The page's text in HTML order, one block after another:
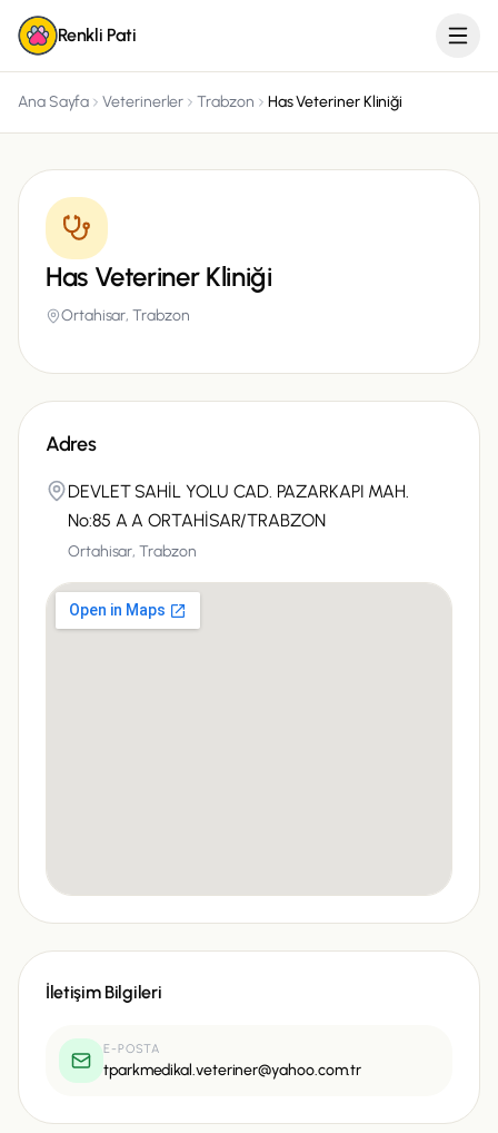
Renkli Pati
Ana Sayfa Veterinerler Trabzon Has Veteriner Kliniği
Has Veteriner Kliniği
Ortahisar,Trabzon
Adres
DEVLET SAHİL YOLU CAD. PAZARKAPI MAH.
No:85 A A ORTAHİSAR/TRABZON
Ortahisar,Trabzon
İletişim Bilgileri
E-POSTA
tparkmedikal.veteriner@yahoo.com.tr